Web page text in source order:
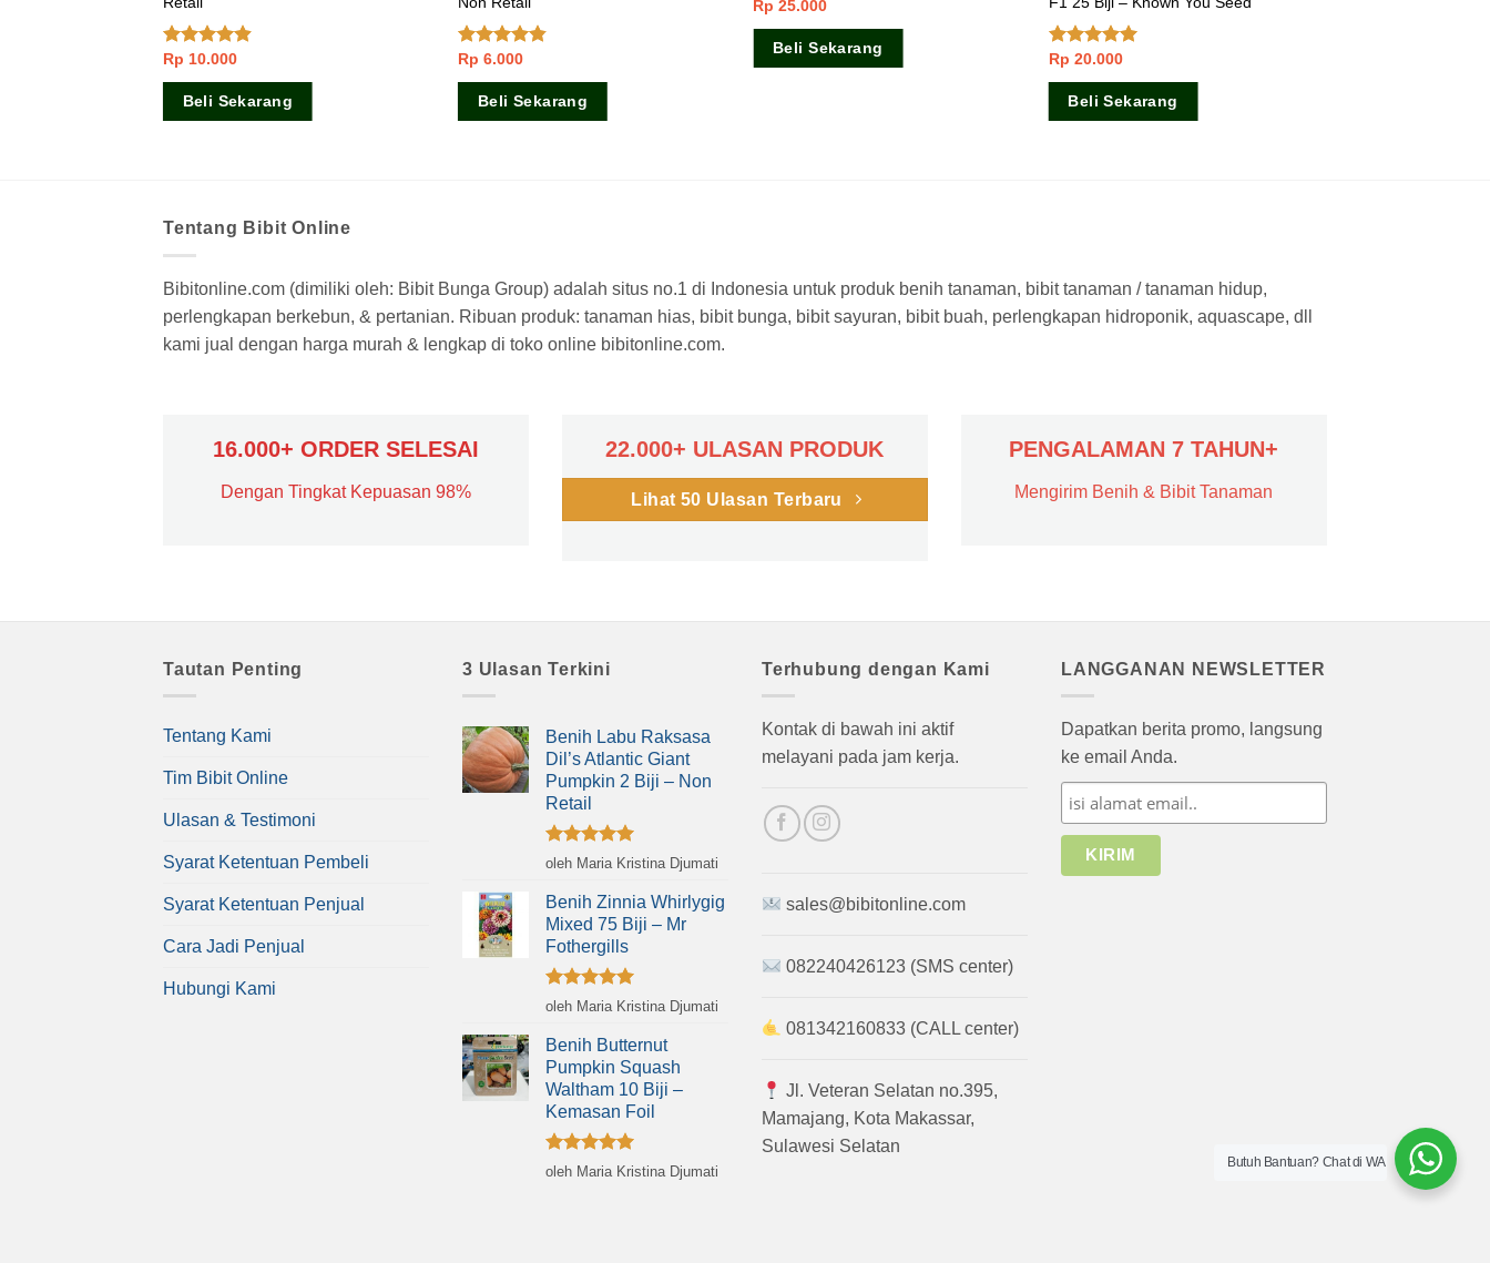
Dinilai
Rp 10.000
Beli Sekarang
Dinilai
Rp 6.000
Beli Sekarang
Rp 25.000
Beli Sekarang
Dinilai5.00
Rp 20.000
Beli Sekarang
Tentang Bibit Online
Bibitonline.com (dimiliki oleh: Bibit Bunga Group) adalah situs no.1 di Indonesia untuk produk benih tanaman, bibit tanaman / tanaman hidup,
perlengkapan berkebun, & pertanian. Ribuan produk: tanaman hias, bibit bunga, bibit sayuran, bibit buah, perlengkapan hidroponik, aquascape, dll
kami jual dengan harga murah & lengkap di toko online bibitonline.com.
16.000+ ORDER SELESAI
Dengan Tingkat Kepuasan 98%
22.000+ ULASAN PRODUK
Lihat 50 Ulasan Terbaru
PENGALAMAN 7 TAHUN+
Mengirim Benih & Bibit Tanaman
Tautan Penting
Tentang Kami
Tim Bibit Online
Ulasan & Testimoni
Syarat Ketentuan Pembeli
Syarat Ketentuan Penjual
Cara Jadi Penjual
Hubungi Kami
3 Ulasan Terkini
Benih Labu Raksasa
Dil’s Atlantic Giant
Pumpkin 2 Biji – Non
Retail
Dinilai5
oleh Maria Kristina Djumati
Benih Zinnia Whirlygig
Mixed 75 Biji – Mr
Fothergills
Dinilai5
oleh Maria Kristina Djumati
Benih Butternut
Pumpkin Squash
Waltham 10 Biji –
Kemasan Foil
Dinilai5
oleh Maria Kristina Djumati
Terhubung dengan Kami
Kontak di bawah ini aktif
melayani pada jam kerja.
sales@bibitonline.com
082240426123 (SMS center)
081342160833 (CALL center)
Jl. Veteran Selatan no.395,
Mamajang, Kota Makassar,
Sulawesi Selatan
LANGGANAN NEWSLETTER
Dapatkan berita promo, langsung
ke email Anda.
Butuh Bantuan? Chat di WA